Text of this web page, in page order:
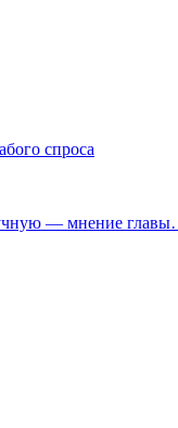
спроса
— мнение